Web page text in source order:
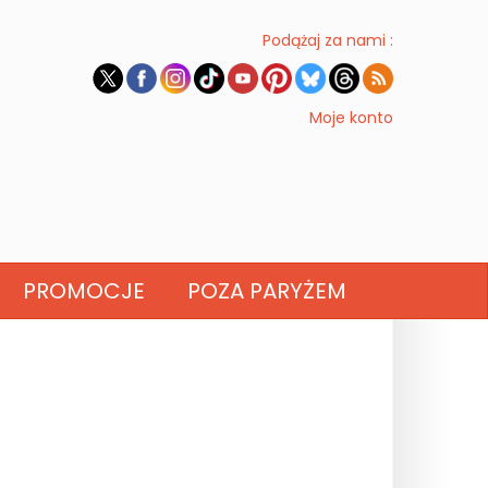
Podążaj za nami :
Moje konto
PROMOCJE POZA PARYŻEM